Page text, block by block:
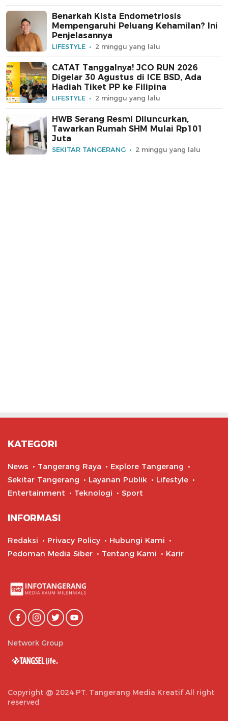
Benarkah Kista Endometriosis
Mempengaruhi Peluang Kehamilan? Ini
Penjelasannya
LIFESTYLE 2 minggu yang lalu
CATAT Tanggalnya! JCO RUN 2026
Digelar 30 Agustus di ICE BSD, Ada
Hadiah Tiket PP ke Filipina
LIFESTYLE 2 minggu yang lalu
HWB Serang Resmi Diluncurkan,
Tawarkan Rumah SHM Mulai Rp101
Juta
SEKITAR TANGERANG 2 minggu yang lalu
KATEGORI
News Tangerang Raya
Explore Tangerang
Sekitar Tangerang
Layanan Publik
Lifestyle
Entertainment
Teknologi Sport
INFORMASI
Redaksi Privacy Policy
Hubungi Kami
Pedoman Media Siber
Tentang Kami Karir
Network Group
Copyright @ 2024 PT. Tangerang Media Kreatif All right
reserved